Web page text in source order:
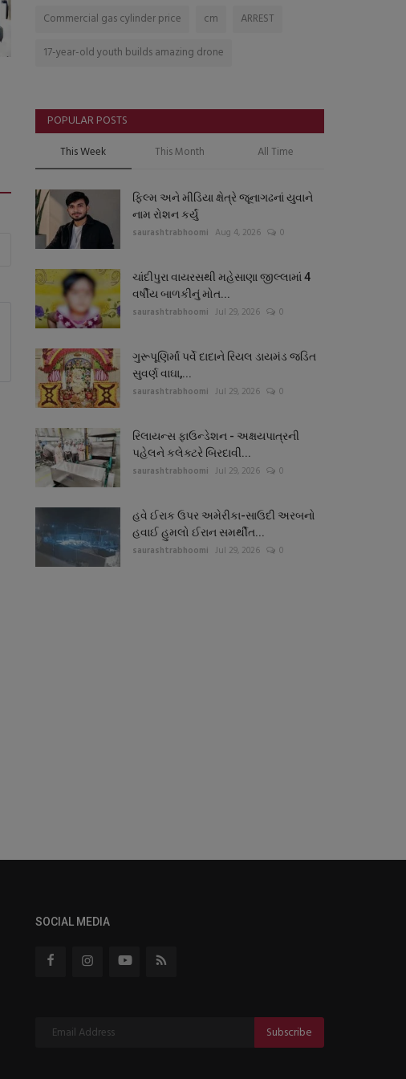
Commercial gas cylinder price
cm
ARREST
17-year-old youth builds amazing drone
POPULAR POSTS
This Week This Month All Time
ફિલ્મ અને મીડિયા ક્ષેત્રે જૂનાગઢનાં યુવાને
નામ રોશન કર્યું
saurashtrabhoomi Aug 4, 2026 0
ચાંદીપુરા વાયરસથી મહેસાણા જીલ્લામાં 4
વર્ષીય બાળકીનું મોત...
saurashtrabhoomi Jul 29, 2026 0
ગુરૂપૂણિર્માં પર્વે દાદાને રિયલ ડાયમંડ જડિત
સુવર્ણ વાઘા,...
saurashtrabhoomi Jul 29, 2026 0
રિલાયન્સ ફાઉન્ડેશન - અક્ષયપાત્રની
પહેલને કલેક્ટરે બિરદાવી...
saurashtrabhoomi Jul 29, 2026 0
હવે ઈરાક ઉપર અમેરીકા-સાઉદી અરબનો
હવાઈ હુમલો ઈરાન સમર્થીત...
saurashtrabhoomi Jul 29, 2026 0
SOCIAL MEDIA
Subscribe